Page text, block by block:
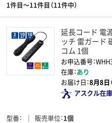
1件目～11件目（11件中）
延長コード 電
ッチ 雷ガード
コム 1個
お申込番号：
在庫：あり
お届け日：8月8日
アスクル在
型番 販売単位 1個